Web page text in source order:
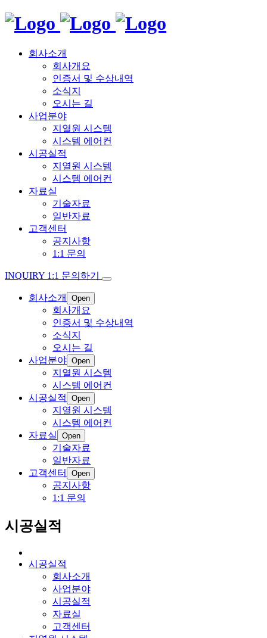
회사소개
회사개요
인증서 및 수상내역
소식지
오시는 길
사업분야
지열원 시스템
시스템 에어컨
시공실적
지열원 시스템
시스템 에어컨
자료실
기술자료
일반자료
고객센터
공지사항
1:1 문의
INQUIRY 1:1 문의하기
회사소개 Open
회사개요
인증서 및 수상내역
소식지
오시는 길
사업분야 Open
지열원 시스템
시스템 에어컨
시공실적
Open
지열원 시스템
시스템 에어컨
자료실
Open
기술자료
일반자료
고객센터
Open
공지사항
1:1 문의
시공실적
시공실적
회사소개
사업분야
시공실적
자료실
고객센터